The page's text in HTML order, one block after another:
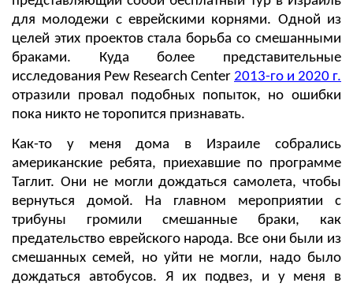
для молодежи с еврейскими корнями. Одной из
целей этих проектов стала борьба со смешанными
браками. Куда более представительные
исследования Pew Research Center 2013-го и 2020 г.
отразили провал подобных попыток, но ошибки
пока никто не торопится признавать.
Как-то у меня дома в Израиле собрались
американские ребята, приехавшие по программе
Таглит. Они не могли дождаться самолета, чтобы
вернуться домой. На главном мероприятии с
трибуны громили смешанные браки, как
предательство еврейского народа. Все они были из
смешанных семей, но уйти не могли, надо было
дождаться автобусов. Я их подвез, и у меня в